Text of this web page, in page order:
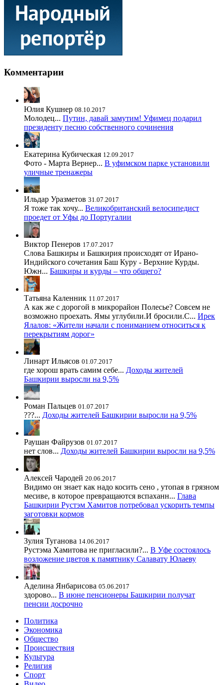
Комментарии
Юлия Кушнер 08.10.2017
Молодец... Путин, давай замутим! Уфимец подарил
президенту песню собственного сочинения
Екатерина Кубическая 12.09.2017
Фото - Марта Вернер... В уфимском парке установили
уличные тренажеры
Ильдар Уразметов 31.07.2017
Я тоже так хочу... Великобританский велосипедист
проедет от Уфы до Португалии
Виктор Пенеров 17.07.2017
Слова Башкиры и Башкирия происходят от Ирано-
Индийского сочетания Баш Куру - Верхние Курды.
Южн... Башкиры и курды – что общего?
Татьяна Каленник 11.07.2017
А как же с дорогой в микрорайон Полесье? Совсем не
возможно проехать. Ямы углубили.И бросили.С... Ирек
Ялалов: «Жители начали с пониманием относиться к
перекрытиям дорог»
Линарт Ильясов 01.07.2017
где хорош врать самим себе... Доходы жителей
Башкирии выросли на 9,5%
Роман Пальцев 01.07.2017
???... Доходы жителей Башкирии выросли на 9,5%
Раушан Файрузов 01.07.2017
нет слов... Доходы жителей Башкирии выросли на 9,5%
Алексей Чародей 20.06.2017
Видимо он знает как надо косить сено , утопая в грязном
месиве, в которое превращаются вспаханн... Глава
Башкирии Рустэм Хамитов потребовал ускорить темпы
заготовки кормов
Зулия Туганова 14.06.2017
Рустэма Хамитова не пригласили?... В Уфе состоялось
возложение цветов к памятнику Салавату Юлаеву
Аделина Янбарисова 05.06.2017
здорово... В июне пенсионеры Башкирии получат
пенсии досрочно
Политика
Экономика
Общество
Происшествия
Культура
Религия
Спорт